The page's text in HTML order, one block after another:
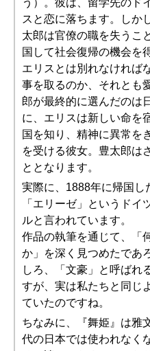
う）。彼は、留学先のド
スと恋に落ちます。しか
太郎は官僚の職を失うこ
国して社会復帰の機会を
エリスとは別れなければ
事を取るのか、それとも
郎が最終的に選んだのは
に、エリスは新しい命を
国を知り、精神に異常を
を受ける彼女。豊太郎は
ととなります。
実際に、1888年に帰国し
「エリーゼ」というド
ルと言われています。
作品の執筆を通じて、「
か」を深く見つめたであ
しろ、「文豪」と呼ばれ
すが、実は私たちと同じ
ていたのですね。
ちなみに、『舞姫』は雅
代の日本では使われなく